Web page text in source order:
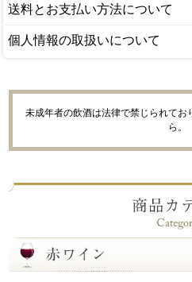
送料とお支払い方法について
個人情報の取扱いについて
未成年者の飲酒は法律で禁じられて
ら。